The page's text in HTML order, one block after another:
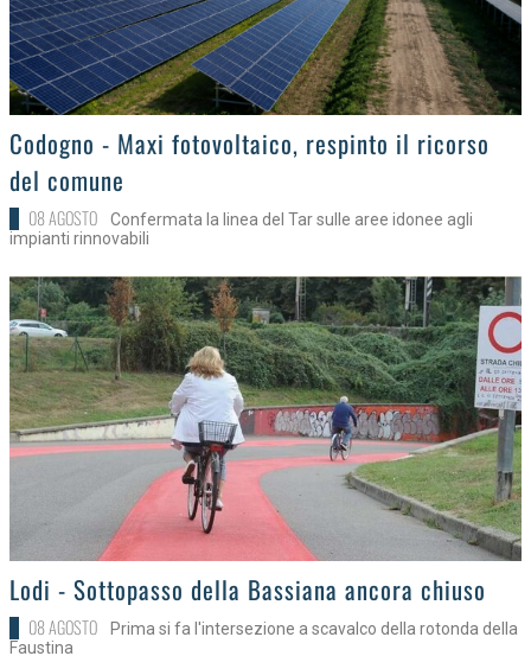
>
Codogno - Maxi fotovoltaico, respinto il ricorso
del comune
08 AGOSTO
Confermata la linea del Tar sulle aree idonee agli
impianti rinnovabili
>Lodi - Sottopasso della Bassiana ancora chiuso
08 AGOSTO
Prima si fa l'intersezione a scavalco della rotonda della
Faustina